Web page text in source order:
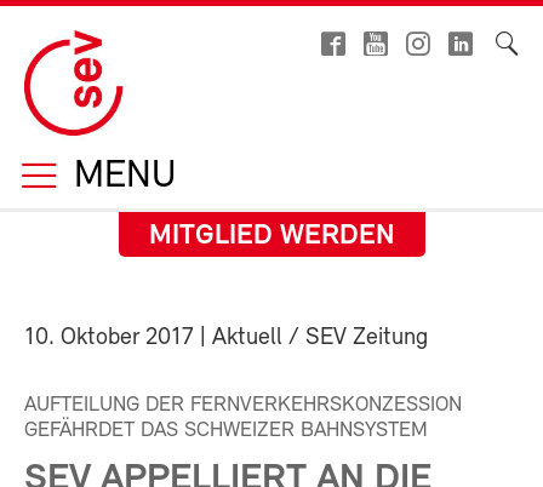
MENU
MITGLIED WERDEN
10. Oktober 2017 | Aktuell / SEV Zeitung
AUFTEILUNG DER FERNVERKEHRSKONZESSION
GEFÄHRDET DAS SCHWEIZER BAHNSYSTEM